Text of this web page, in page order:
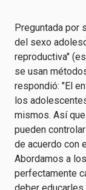
Preguntada por
del sexo
reproductiva"
se usan
respondió: "El
los
mismos. Así
pueden
de acuerdo con
Abordamos a
perfectamente